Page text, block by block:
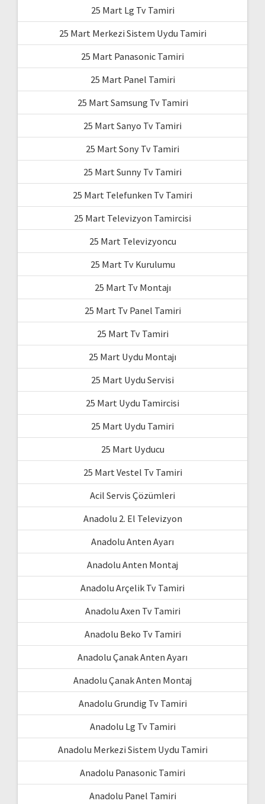
25 Mart Lg Tv Tamiri
25 Mart Merkezi Sistem Uydu Tamiri
25 Mart Panasonic Tamiri
25 Mart Panel Tamiri
25 Mart Samsung Tv Tamiri
25 Mart Sanyo Tv Tamiri
25 Mart Sony Tv Tamiri
25 Mart Sunny Tv Tamiri
25 Mart Telefunken Tv Tamiri
25 Mart Televizyon Tamircisi
25 Mart Televizyoncu
25 Mart Tv Kurulumu
25 Mart Tv Montajı
25 Mart Tv Panel Tamiri
25 Mart Tv Tamiri
25 Mart Uydu Montajı
25 Mart Uydu Servisi
25 Mart Uydu Tamircisi
25 Mart Uydu Tamiri
25 Mart Uyducu
25 Mart Vestel Tv Tamiri
Acil Servis Çözümleri
Anadolu 2. El Televizyon
Anadolu Anten Ayarı
Anadolu Anten Montaj
Anadolu Arçelik Tv Tamiri
Anadolu Axen Tv Tamiri
Anadolu Beko Tv Tamiri
Anadolu Çanak Anten Ayarı
Anadolu Çanak Anten Montaj
Anadolu Grundig Tv Tamiri
Anadolu Lg Tv Tamiri
Anadolu Merkezi Sistem Uydu Tamiri
Anadolu Panasonic Tamiri
Anadolu Panel Tamiri